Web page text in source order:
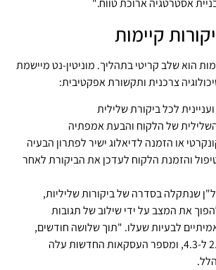
אסטרטגיה ארוכת טווח."
הוא שלב קריטי בתהליך. מוניטין-נט מיישמת
צרכנית ותקשורת אפקטיבית:
לכל ביקורת שלילית
של הלקוח והבעת אמפתיה
או הזמנה לדיאלוג ישיר לפתרון הבעיה
והזמנת הלקוח לעדכן את הביקורת לאחר
שנתקלה בסדרה של ביקורות שליליות,
את המצב על ידי שילוב של תגובות
לבעיות שעלו. "תוך שלושה חודשים,
הציון בגוגל עלה מ-2.8 ל-4.3, ומספר העסקאות החדשות עלה